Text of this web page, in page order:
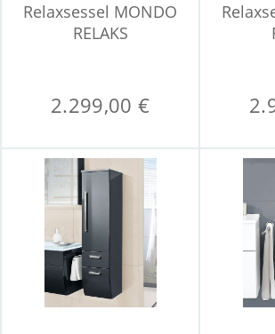
Relaxsessel MONDO
RELAKS
2.299,00 €